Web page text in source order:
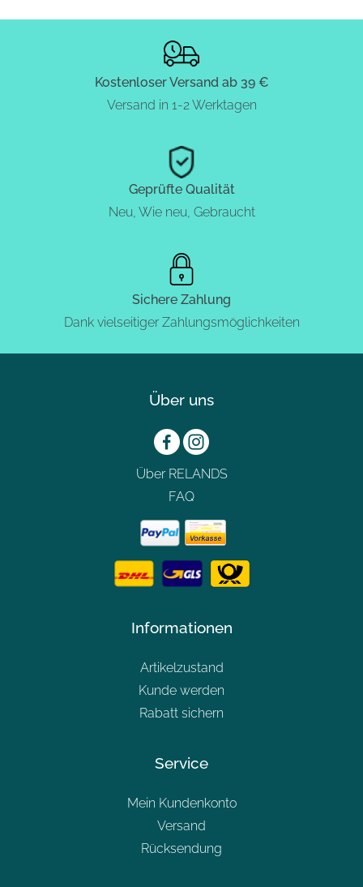
Kostenloser Versand ab 39 €
Versand in 1-2 Werktagen
Geprüfte Qualität
Neu, Wie neu, Gebraucht
Sichere Zahlung
Dank vielseitiger Zahlungsmöglichkeiten
Über uns
Über RELANDS
FAQ
Informationen
Artikelzustand
Kunde werden
Rabatt sichern
Service
Mein Kundenkonto
Versand
Rücksendung